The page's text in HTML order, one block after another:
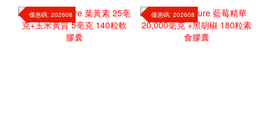
優惠碼: 202608 優惠碼: 202608